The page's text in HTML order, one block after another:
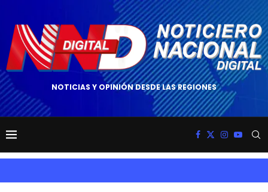
NOTICIAS Y OPINIÓN DESDE LAS REGIONES